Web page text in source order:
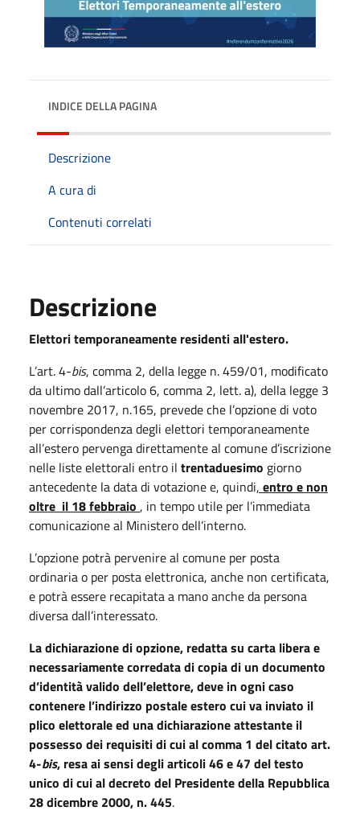
INDICE DELLA PAGINA
Descrizione
A cura di
Contenuti correlati
Descrizione
Elettori temporaneamente residenti all'estero.
L’art. 4-bis, comma 2, della legge n. 459/01, modificato
da ultimo dall’articolo 6, comma 2, lett. a), della legge 3
novembre 2017, n.165, prevede che l’opzione di voto
per corrispondenza degli elettori temporaneamente
all’estero pervenga direttamente al comune d’iscrizione
nelle liste elettorali entro il trentaduesimo giorno
antecedente la data di votazione e, quindi, entro e non
oltre il 18 febbraio , in tempo utile per l’immediata
comunicazione al Ministero dell’interno.
L’opzione potrà pervenire al comune per posta
ordinaria o per posta elettronica, anche non certificata,
e potrà essere recapitata a mano anche da persona
diversa dall’interessato.
La dichiarazione di opzione, redatta su carta libera e
necessariamente corredata di copia di un documento
d’identità valido dell’elettore, deve in ogni caso
contenere l’indirizzo postale estero cui va inviato il
plico elettorale ed una dichiarazione attestante il
possesso dei requisiti di cui al comma 1 del citato art.
4-bis, resa ai sensi degli articoli 46 e 47 del testo
unico di cui al decreto del Presidente della Repubblica
28 dicembre 2000, n. 445.